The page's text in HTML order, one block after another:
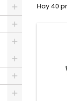
Hay 40